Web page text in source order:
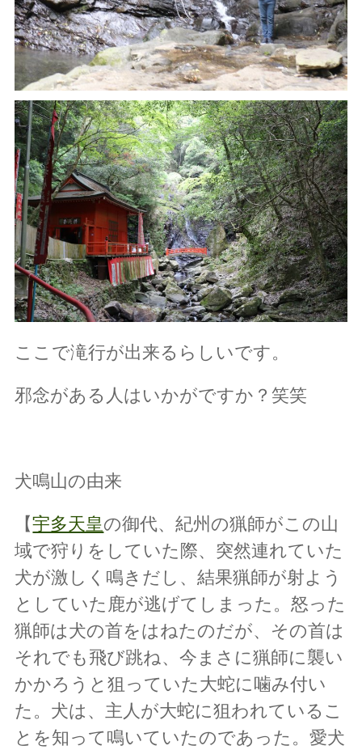
ここで滝行が出来るらしいです。
邪念がある人はいかがですか？笑笑
犬鳴山の由来
【宇多天皇の御代、紀州の猟師がこの山
域で狩りをしていた際、突然連れていた
犬が激しく鳴きだし、結果猟師が射よう
としていた鹿が逃げてしまった。怒った
猟師は犬の首をはねたのだが、その首は
それでも飛び跳ね、今まさに猟師に襲い
かかろうと狙っていた大蛇に噛み付い
た。犬は、主人が大蛇に狙われているこ
とを知って鳴いていたのであった。愛犬